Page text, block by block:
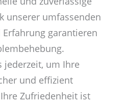
unserer umfassenden
garantieren
jederzeit, um Ihre
und effizient
Zufriedenheit ist